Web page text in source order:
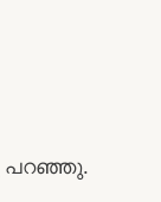
പറഞ്ഞു.